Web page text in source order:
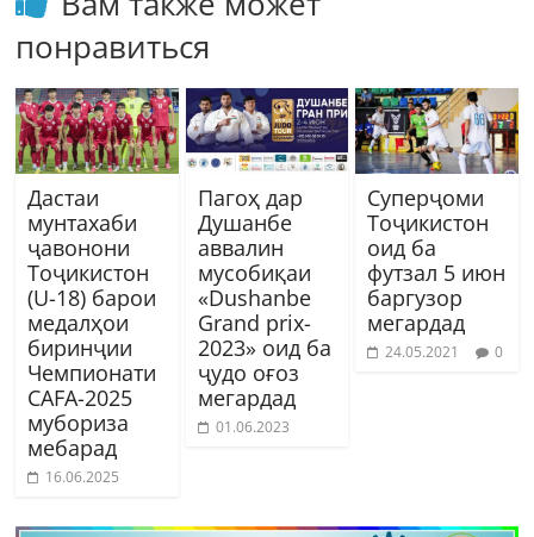
понравиться
Дастаи
мунтахаби
ҷавонони
Тоҷикистон
(U-18) барои
медалҳои
биринҷии
Чемпионати
CAFA-2025
мубориза
мебарад
16.06.2025
Пагоҳ дар
Душанбе
аввалин
мусобиқаи
«Dushanbe
Grand prix-
2023» оид ба
ҷудо оғоз
мегардад
01.06.2023
Суперҷоми
Тоҷикистон
оид ба
футзал 5 июн
баргузор
мегардад
24.05.2021 0